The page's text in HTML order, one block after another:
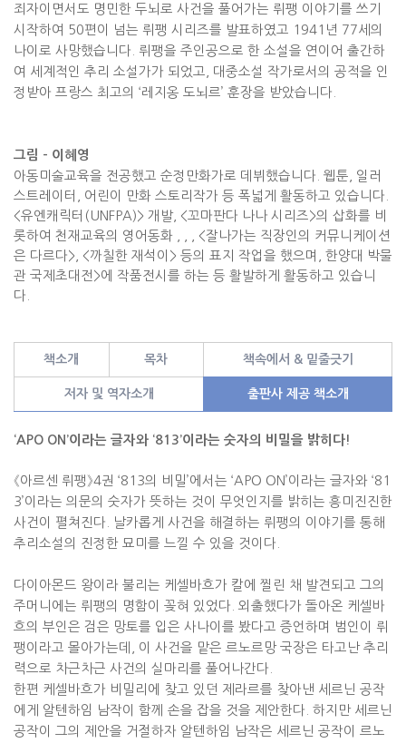
죄자이면서도 명민한 두뇌로 사건을 풀어가는 뤼팽 이야기를 쓰기
시작하여 50편이 넘는 뤼팽 시리즈를 발표하였고 1941 년 77세의
나이로 사망했습니다
뤼팽을 주인공으로 한 소설을 연이어 출간하
여 세계적인 추리 소설가가 되었고
대중소설 작가로서의 공적을 인
정받아 프랑스 최고의 ‘레지옹 도뇌르’ 훈장을 받았습니다
그림 - 이혜영
아동미술교육을 전공했고 순정만화가로 데뷔했습니다 웹툰
일러
스트레이터
어린이 만화 스토리작가 등 폭넓게 활동하고 있습니다
<유엔캐릭터 (UNFPA)> 개발, <꼬마판다 나나 시리즈 >의 삽화를 비
롯하여 천재교육의 영어동화
, <잘나가는 직장인의 커뮤니케이션
은 다르다>, <까칠한 재석이 > 등의 표지 작업을 했으며
한양대 박물
관 국제초대전 >에 작품전시를 하는 등 활발하게 활동하고 있습니
다
책소개 목차 책속에서 & 밑줄긋기
저자 및 역자소개 출판사 제공 책소개
‘APO ON’이라는 글자와 ‘813’이라는 숫자의 비밀을 밝히다!
《아르센 뤼팽 》4권 ‘813의 비밀’에서는 ‘APO ON’이라는 글자와 ‘81
3’이라는 의문의 숫자가 뜻하는 것이 무엇인지를 밝히는 흥미진진한
사건이 펼쳐진다
날카롭게 사건을 해결하는 뤼팽의 이야기를 통해
추리소설의 진정한 묘미를 느낄 수 있을 것이다
다이아몬드 왕이라 불리는 케셀바흐가 칼에 찔린 채 발견되고 그의
주머니에는 뤼팽의 명함이 꽂혀 있었다 외출했다가 돌아온 케셀바
흐의 부인은 검은 망토를 입은 사나이를 봤다고 증언하며 범인이 뤼
팽이라고 몰아가는데
이 사건을 맡은 르노르망 국장은 타고난 추리
력으로 차근차근 사건의 실마리를 풀어나간다
한편 케셀바흐가 비밀리에 찾고 있던 제라르를 찾아낸 세르닌 공작
에게 알텐하임 남작이 함께 손을 잡을 것을 제안한다 하지만 세르닌
공작이 그의 제안을 거절하자 알텐하임 남작은 세르닌 공작이 르노